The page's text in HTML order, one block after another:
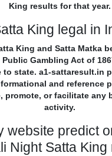
King results for that year.
King legal in
King and Satta Matka
Gambling Act of
state. a1-sattaresult.in
and reference
promote, or facilitate any
activity.
website predict
Night Satta King